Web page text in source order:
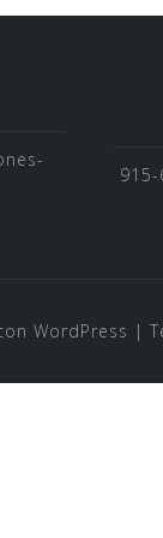
WordPress |